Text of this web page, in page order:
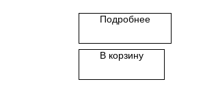
Подробнее
В корзину